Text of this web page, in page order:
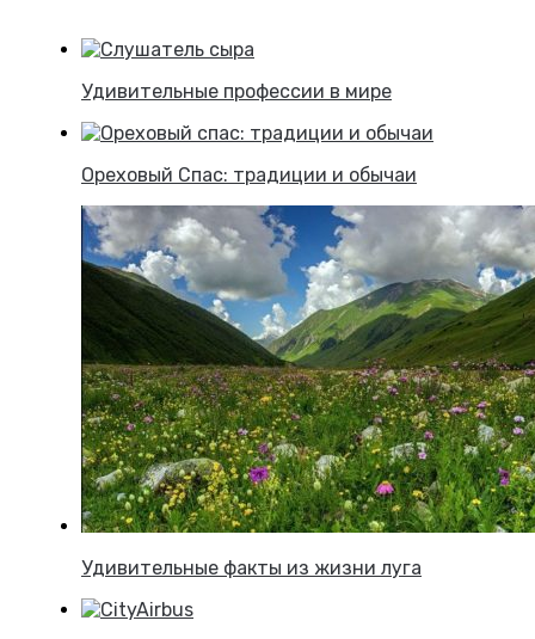
Удивительные профессии в мире
Ореховый Спас: традиции и обычаи
Удивительные факты из жизни луга